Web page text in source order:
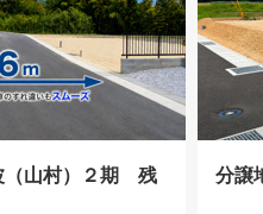
（山村）２期 残
分譲